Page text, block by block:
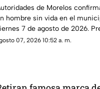
HOY;
y herida de
de Morelos
hombre sin vida en el
7 de agosto de 2026.
y herida de bala.
07, 2026 10:52 a. m.